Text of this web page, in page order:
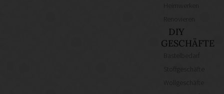
Heimwerken
DIY
GESCHÄFTE
Bastelbedarf
Stoffgeschäfte
Wollgeschäfte